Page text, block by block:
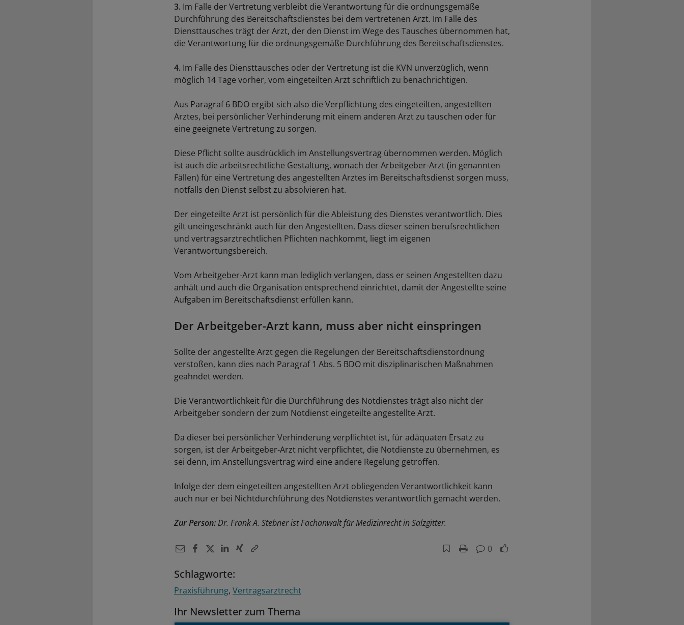
3. Im Falle der Vertretung verbleibt die Verantwortung für die ordnungsgemäße
Durchführung des Bereitschaftsdienstes bei dem vertretenen Arzt. Im Falle des
Diensttausches trägt der Arzt, der den Dienst im Wege des Tausches übernommen hat,
die Verantwortung für die ordnungsgemäße Durchführung des Bereitschaftsdienstes.
4. Im Falle des Diensttausches oder der Vertretung ist die KVN unverzüglich, wenn
möglich 14 Tage vorher, vom eingeteilten Arzt schriftlich zu benachrichtigen.
Aus Paragraf 6 BDO ergibt sich also die Verpflichtung des eingeteilten, angestellten
Arztes, bei persönlicher Verhinderung mit einem anderen Arzt zu tauschen oder für
eine geeignete Vertretung zu sorgen.
Diese Pflicht sollte ausdrücklich im Anstellungsvertrag übernommen werden. Möglich
ist auch die arbeitsrechtliche Gestaltung, wonach der Arbeitgeber-Arzt (in genannten
Fällen) für eine Vertretung des angestellten Arztes im Bereitschaftsdienst sorgen muss,
notfalls den Dienst selbst zu absolvieren hat.
Der eingeteilte Arzt ist persönlich für die Ableistung des Dienstes verantwortlich. Dies
gilt uneingeschränkt auch für den Angestellten. Dass dieser seinen berufsrechtlichen
und vertragsarztrechtlichen Pflichten nachkommt, liegt im eigenen
Verantwortungsbereich.
Vom Arbeitgeber-Arzt kann man lediglich verlangen, dass er seinen Angestellten dazu
anhält und auch die Organisation entsprechend einrichtet, damit der Angestellte seine
Aufgaben im Bereitschaftsdienst erfüllen kann.
Der Arbeitgeber-Arzt kann, muss aber nicht einspringen
Sollte der angestellte Arzt gegen die Regelungen der Bereitschaftsdienstordnung
verstoßen, kann dies nach Paragraf 1 Abs. 5 BDO mit disziplinarischen Maßnahmen
geahndet werden.
Die Verantwortlichkeit für die Durchführung des Notdienstes trägt also nicht der
Arbeitgeber sondern der zum Notdienst eingeteilte angestellte Arzt.
Da dieser bei persönlicher Verhinderung verpflichtet ist, für adäquaten Ersatz zu
sorgen, ist der Arbeitgeber-Arzt nicht verpflichtet, die Notdienste zu übernehmen, es
sei denn, im Anstellungsvertrag wird eine andere Regelung getroffen.
Infolge der dem eingeteilten angestellten Arzt obliegenden Verantwortlichkeit kann
auch nur er bei Nichtdurchführung des Notdienstes verantwortlich gemacht werden.
Zur Person:Dr. Frank A. Stebner ist Fachanwalt für Medizinrecht in Salzgitter.
0
Schlagworte:
Praxisführung Vertragsarztrecht
Ihr Newsletter zum Thema